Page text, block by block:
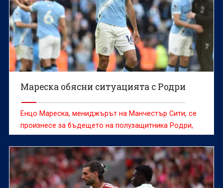
Мареска обясни ситуацията с Родри
Енцо Мареска, мениджърът на Манчестър Сити, се
произнесе за бъдещето на полузащитника Родри,
който е в процес на преговори за преминаване в
Барселона